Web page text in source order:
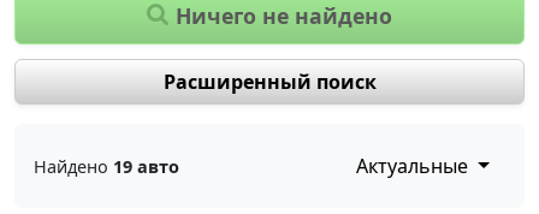
Ничего не найдено
Расширенный поиск
Найдено 19 авто Актуальные